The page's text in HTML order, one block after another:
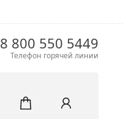
8 800 550 5449
Телефон горячей линии